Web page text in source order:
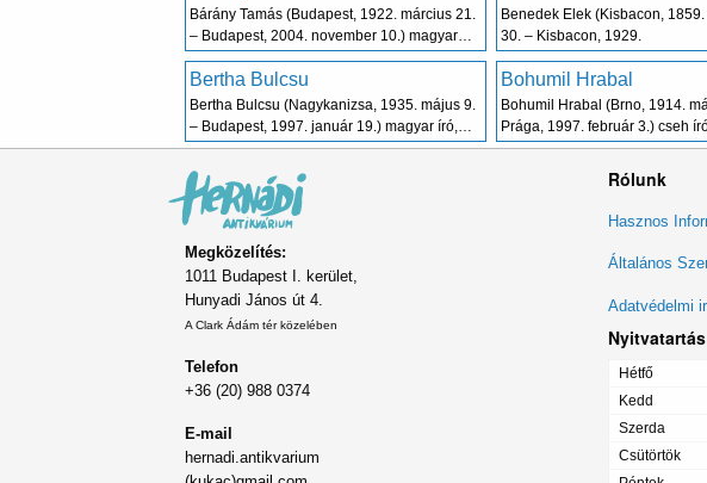
Bárány Tamás (Budapest, 1922. március 21.
– Budapest, 2004. november 10.) magyar
író, költő.
Benedek Elek (Kisbacon,
30. – Kisbacon, 1929.
Bertha Bulcsu
Bertha Bulcsu (Nagykanizsa, 1935. május 9.
– Budapest, 1997. január 19.) magyar író,
publicista.
Bohumil Hrabal
Bohumil Hrabal (Brno, 1914.
Prága, 1997. február 3.) cseh
Megközelítés:
1011 Budapest I. kerület,
Hunyadi János út 4.
A Clark Ádám tér közelében
Telefon
+36 (20) 988 0374
E-mail
hernadi.antikvarium
Rólunk
Lábléc
menü
Hasznos
Általános
Adatvédelmi
Nyitvatartás
Hétfő
Kedd
Szerda
Csütörtök